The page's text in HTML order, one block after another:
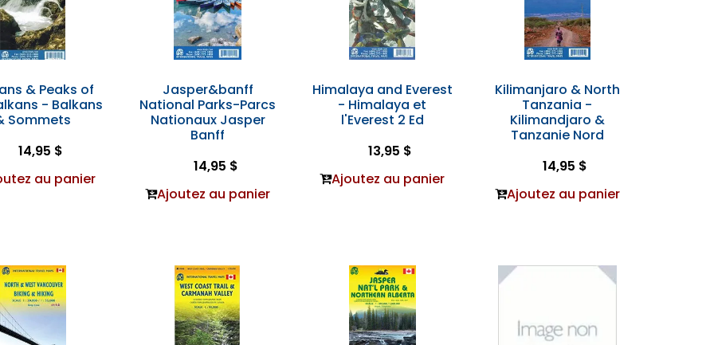
& Peaks of
- Balkans
Sommets
14,95 $
au panier
Jasper&banff
National Parks-Parcs
Nationaux Jasper
Banff
14,95 $
Ajoutez au panier
Himalaya and Everest
- Himalaya et
l'Everest 2 Ed
13,95 $
Ajoutez au panier
Kilimanjaro & North
Tanzania -
Kilimandjaro &
Tanzanie Nord
14,95 $
Ajoutez au panier